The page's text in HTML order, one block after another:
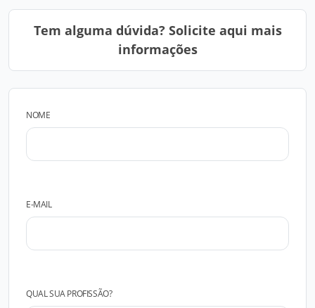
Tem alguma dúvida? Solicite aqui mais
informações
NOME
E-MAIL
QUAL SUA PROFISSÃO?